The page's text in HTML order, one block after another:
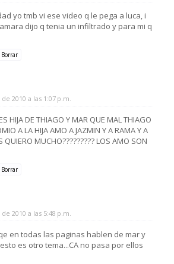
yo tmb vi ese video q le pega a luca, i
dijo q tenia un infiltrado y para mi q
Borrar
2010 a las 1:07 p.m.
HIJA DE THIAGO Y MAR QUE MAL THIAGO
A LA HIJA AMO A JAZMIN Y A RAMA Y A
QUIERO MUCHO????????? LOS AMO SON
Borrar
2010 a las 5:48 p.m.
en todas las paginas hablen de mar y
es otro tema...CA no pasa por ellos